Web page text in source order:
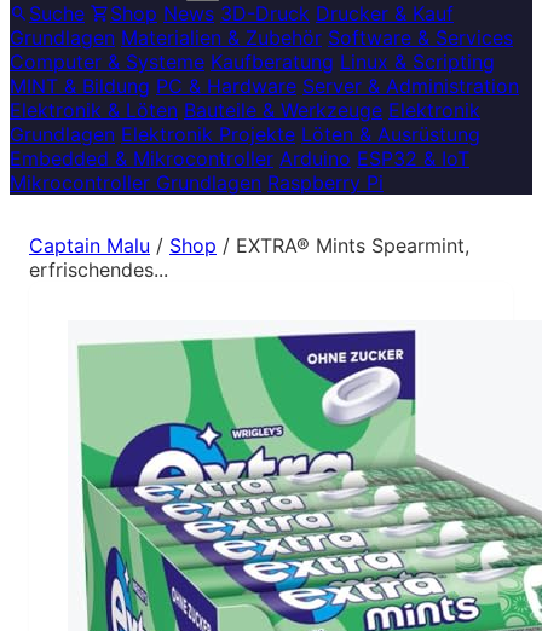
Suche
Shop News 3D-Druck Drucker & Kauf
Grundlagen Materialien & Zubehör Software & Services
Computer & Systeme Kaufberatung Linux & Scripting
MINT & Bildung PC & Hardware Server & Administration
Elektronik & Löten Bauteile & Werkzeuge Elektronik
Grundlagen Elektronik Projekte Löten & Ausrüstung
Embedded & Mikrocontroller Arduino ESP32 & IoT
Mikrocontroller Grundlagen Raspberry Pi
Captain Malu / Shop / EXTRA® Mints Spearmint,
erfrischendes...